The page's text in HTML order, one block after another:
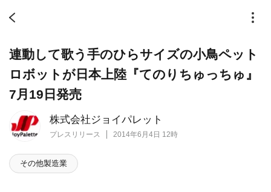
株式会社ジョイパレット
プレスリリース 2014年6月4日 12時
連動して歌う手のひらサイズの小鳥ペット
ロボットが日本上陸『てのりちゅっちゅ』
7月19日発売
その他製造業